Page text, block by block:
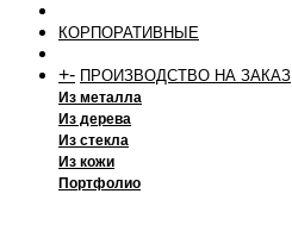
КОРПОРАТИВНЫЕ
+- ПРОИЗВОДСТВО НА ЗАКАЗ
Из металла
Из дерева
Из стекла
Из кожи
Портфолио